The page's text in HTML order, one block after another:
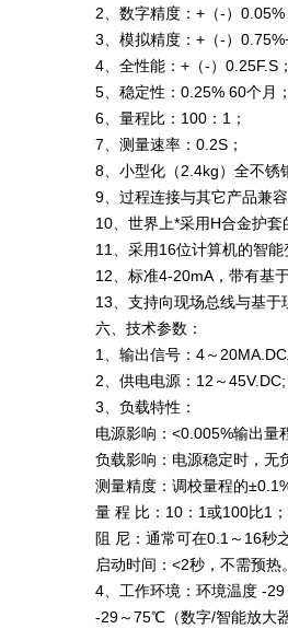
2、数字精度：+（-）0.05%
3、模拟精度：+（-）
4、全性能：+（-）0.25F.S；
5、稳定性：0.25% 60个月；
6、量程比：100：1；
7、测量速率：0.2S；
8、小型化（2.4kg）全不锈
9、过程连接与其它产品兼
10、世界上*采用H合金护套
11、采用16位计算机的智能
12、标准4-20mA，带有基
13、支持向现场总线与基于
六、技术参数：
1、输出信号：4～
2、供电电源：12～45V.DC;
3、负载特性：
电源影响：<0.005%输出量
负载影响：电源稳定时，无
测量精度：调校量程的
量 程 比：10：1或100比1；
阻 尼：通常可在0.1～16秒
启动时间：<2秒，不需预热。
4、工作环境：环境温度 -
-29～75℃（数字/智能放大